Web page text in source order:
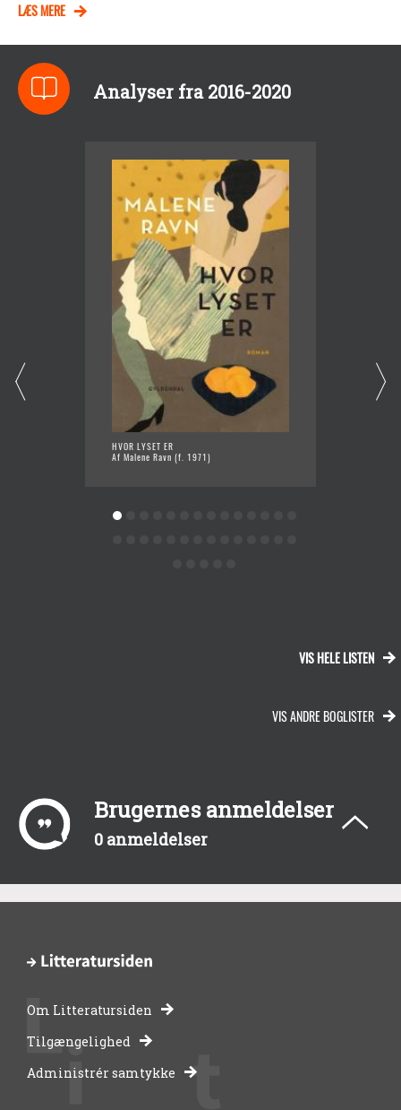
LÆS MERE
Analyser fra 2016-2020
HVOR LYSET ER
Af Malene Ravn (f. 1971)
VIS HELE LISTEN
VIS ANDRE BOGLISTER
Brugernes anmeldelser
0 anmeldelser
-
bibliotekernes
Om Litteratursiden
Tilgængelighed
Administrér samtykke